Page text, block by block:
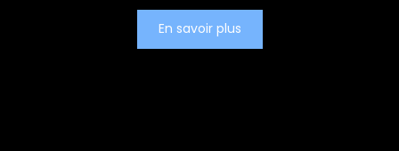
En savoir plus